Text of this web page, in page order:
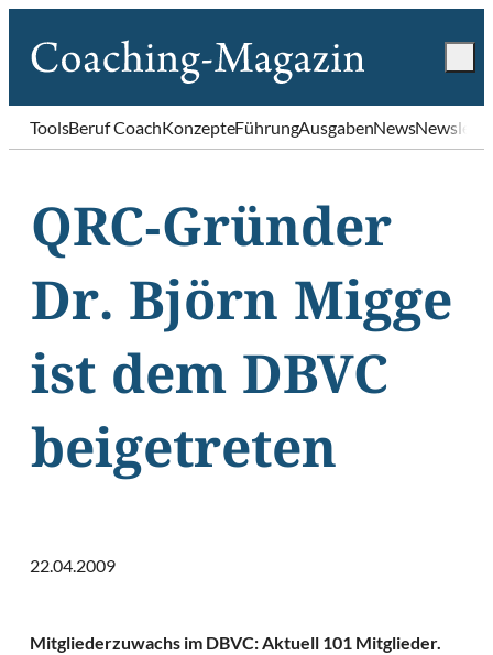
ToolsBeruf CoachKonzepteFührungAusgabenNews
QRC-Gründer
Dr. Björn Migge
ist dem DBVC
beigetreten
22.04.2009
Mitgliederzuwachs im DBVC: Aktuell 101 Mitglieder.